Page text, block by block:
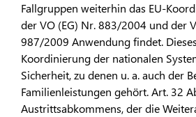
Fallgruppen weiterhin das EU-
der VO (EG) Nr. 883/2004 und der
987/2009 Anwendung findet.
Koordinierung der nationalen
Sicherheit, zu denen u. a. auch der
Familienleistungen gehört. Art. 32
Austrittsabkommens, der die